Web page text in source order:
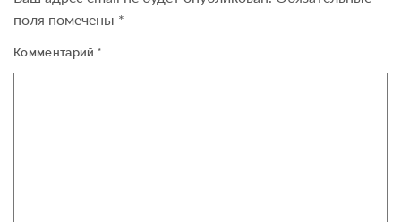
поля помечены *
Комментарий *